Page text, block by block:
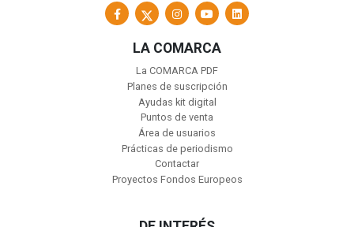
LA COMARCA
La COMARCA PDF
Planes de suscripción
Ayudas kit digital
Puntos de venta
Área de usuarios
Prácticas de periodismo
Contactar
Proyectos Fondos Europeos